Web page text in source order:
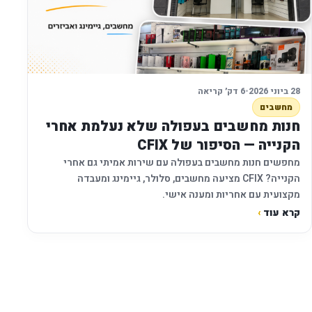
28 ביוני 2026 •6 דק׳ קריאה
מחשבים
חנות מחשבים בעפולה שלא נעלמת אחרי
הקנייה — הסיפור של CFIX
מחפשים חנות מחשבים בעפולה עם שירות אמיתי גם אחרי
הקנייה? CFIX מציעה מחשבים, סלולר, גיימינג ומעבדה
מקצועית עם אחריות ומענה אישי.
קרא עוד ›